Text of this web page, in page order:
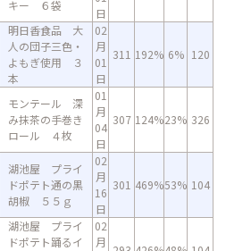
キー ６袋
日
明日香食品 大
人の団子三色・
よもぎ使用 ３
本
02
月
01
日
311 192% 6% 120
モンテール 深
み抹茶の手巻き
ロール ４枚
01
月
04
日
307 124%23% 326
湖池屋 プライ
ドポテト通の黒
胡椒 ５５ｇ
02
月
16
日
301 469%53% 104
湖池屋 プライ
ドポテト踊るイ
02
月